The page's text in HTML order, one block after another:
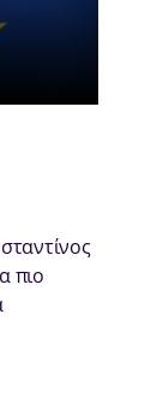
πιο